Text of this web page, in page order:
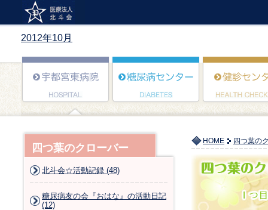
2012年10月
HOME 四つ葉の
四つ葉のクローバー
北斗会☆活動記録 (48)
糖尿病友の会『おはな』の活動日記
(12)